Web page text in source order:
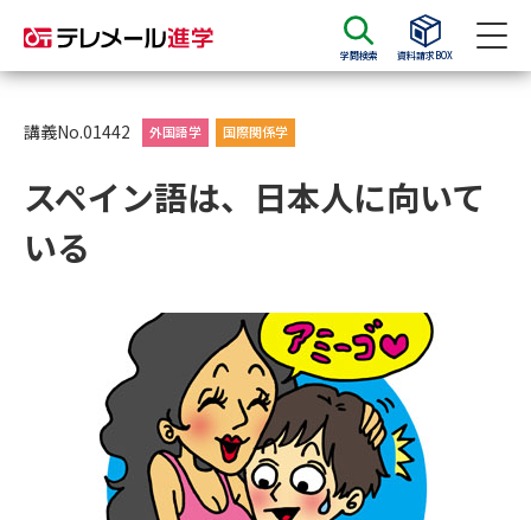
学問検索 資料請求BOX
資料請求
大学・短大の資料種類から請求
総合型選抜・学校推薦型選抜 募
大学入学共通テスト利用選抜の
募集要項＆願書
大学・短大以外の資料から請求
講義No.01442 外国語学 国際関係学
スペイン語は、日本人に向いて
いる